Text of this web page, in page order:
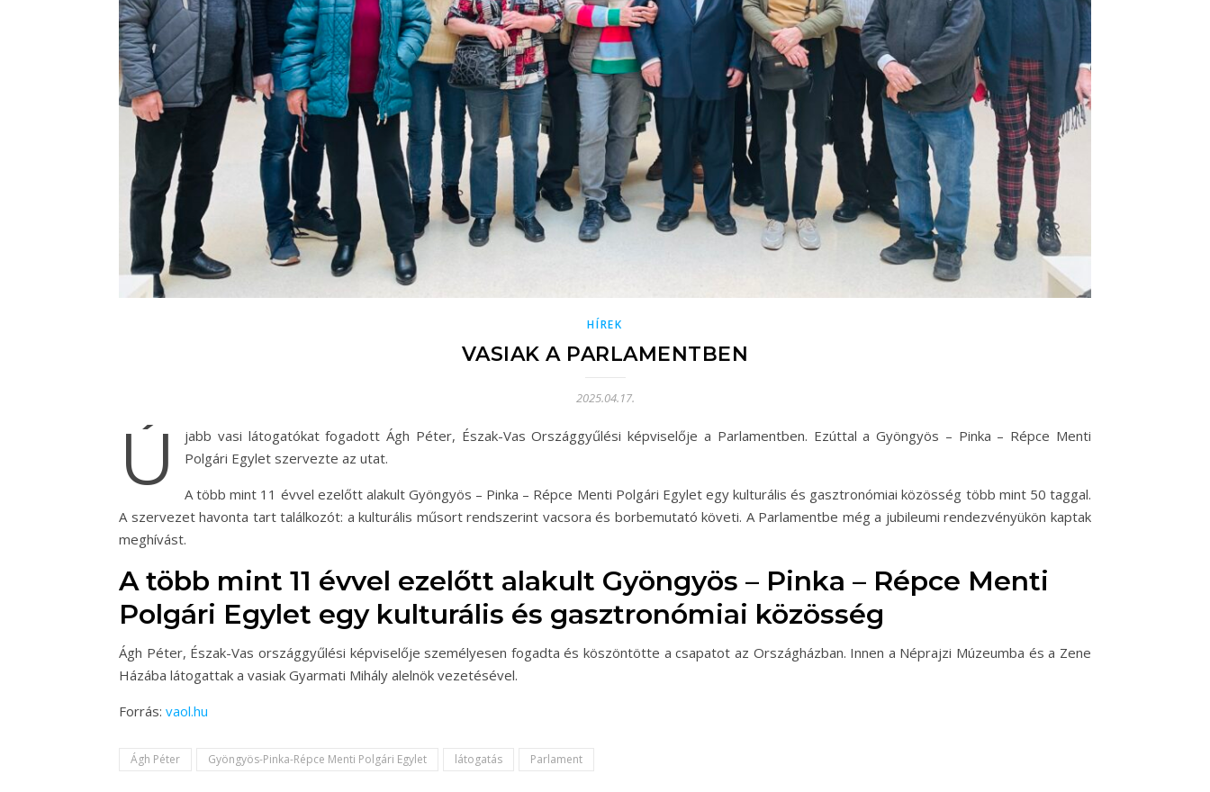
HÍREK
VASIAK A PARLAMENTBEN
2025.04.17.
Ú
jabb vasi látogatókat fogadott Ágh Péter, Észak-Vas Országgyűlési képviselője a Parlamentben. Ezúttal a Gyöngyös – Pinka – Répce Menti
Polgári Egylet szervezte az utat.
A több mint 11 évvel ezelőtt alakult Gyöngyös – Pinka – Répce Menti Polgári Egylet egy kulturális és gasztronómiai közösség több mint 50 taggal.
A szervezet havonta tart találkozót: a kulturális műsort rendszerint vacsora és borbemutató követi. A Parlamentbe még a jubileumi rendezvényükön kaptak
meghívást.
A több mint 11 évvel ezelőtt alakult Gyöngyös – Pinka – Répce Menti
Polgári Egylet egy kulturális és gasztronómiai közösség
Ágh Péter, Észak-Vas országgyűlési képviselője személyesen fogadta és köszöntötte a csapatot az Országházban. Innen a Néprajzi Múzeumba és a Zene
Házába látogattak a vasiak Gyarmati Mihály alelnök vezetésével.
Forrás: vaol.hu
Ágh Péter Gyöngyös-Pinka-Répce Menti Polgári Egylet látogatás Parlament